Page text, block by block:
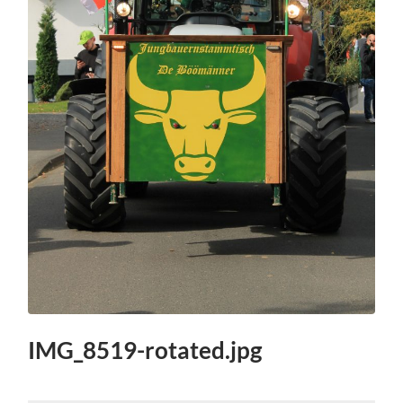
IMG_8519-rotated.jpg